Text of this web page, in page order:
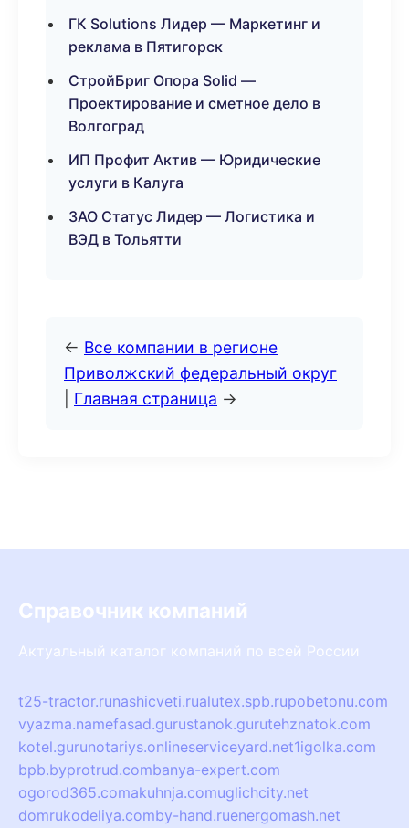
ГК Solutions Лидер — Маркетинг и
реклама в Пятигорск
СтройБриг Опора Solid —
Проектирование и сметное дело в
Волгоград
ИП Профит Актив — Юридические
услуги в Калуга
ЗАО Статус Лидер — Логистика и
ВЭД в Тольятти
← Все компании в регионе
Приволжский федеральный округ
Главная страница →
Справочник компаний
Актуальный каталог компаний по всей России
t25-tractor.runashicveti.rualutex.spb.rupobetonu.com
vyazma.namefasad.gurustanok.gurutehznatok.com
kotel.gurunotariys.onlineserviceyard.net1igolka.com
bpb.byprotrud.combanya-expert.com
ogorod365.comakuhnja.comuglichcity.net
domrukodeliya.comby-hand.ruenergomash.net